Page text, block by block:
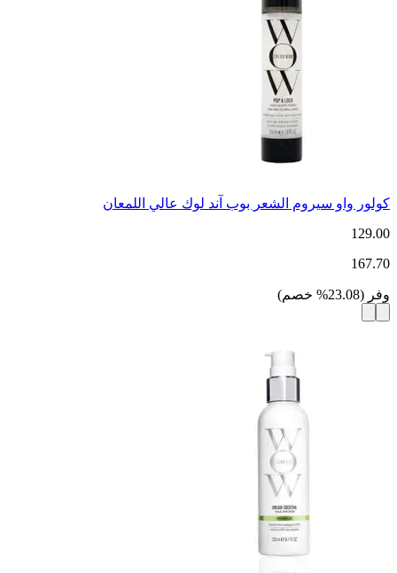
كولور واو سيروم الشعر بوب آند لوك عالي اللمعان
129.00
167.70
وفر (
23.08
% خصم)